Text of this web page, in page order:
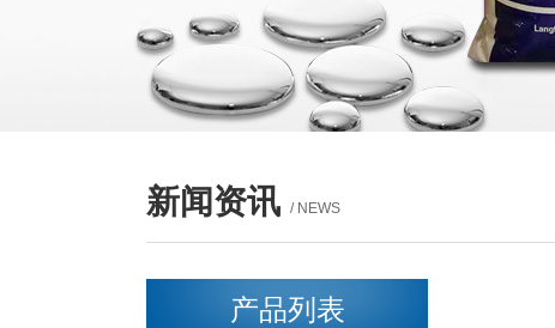
新闻资讯 / NEWS
产品列表